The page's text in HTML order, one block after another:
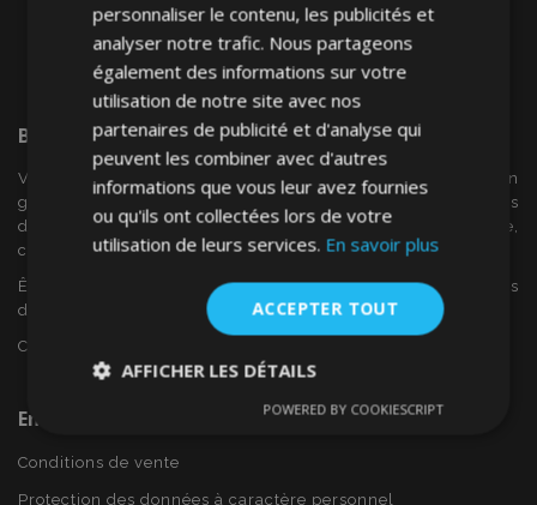
Bienvenue SurVTVAuto
VTV voiture est un détaillant européen et fournisseur en
gros d'accessoires automobiles tels que:. les enjoliveurs, les
déflecteurs de vent, housses de siège, tapis de voiture,
couvertures de chrome et cadres ...
Êtes-vous intéressé par dropshipping ou voulez-vous
devenir notre partenaire?
Contactez-nous dès aujourd'hui!
En Savoir Plus Sur VTVAuto
Conditions de vente
Protection des données à caractère personnel
personnaliser le contenu, les publicités et
analyser notre trafic. Nous partageons
également des informations sur votre
utilisation de notre site avec nos
partenaires de publicité et d'analyse qui
peuvent les combiner avec d'autres
informations que vous leur avez fournies
ou qu'ils ont collectées lors de votre
utilisation de leurs services. En savoir plus
ACCEPTER TOUT
AFFICHER LES DÉTAILS
Performance Ciblage
POWERED BY COOKIESCRIPT